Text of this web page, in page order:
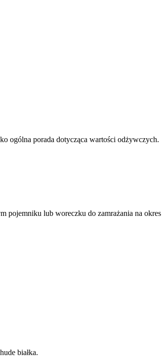
ogólna porada dotycząca wartości odżywczych.
pojemniku lub woreczku do zamrażania na okres
białka.